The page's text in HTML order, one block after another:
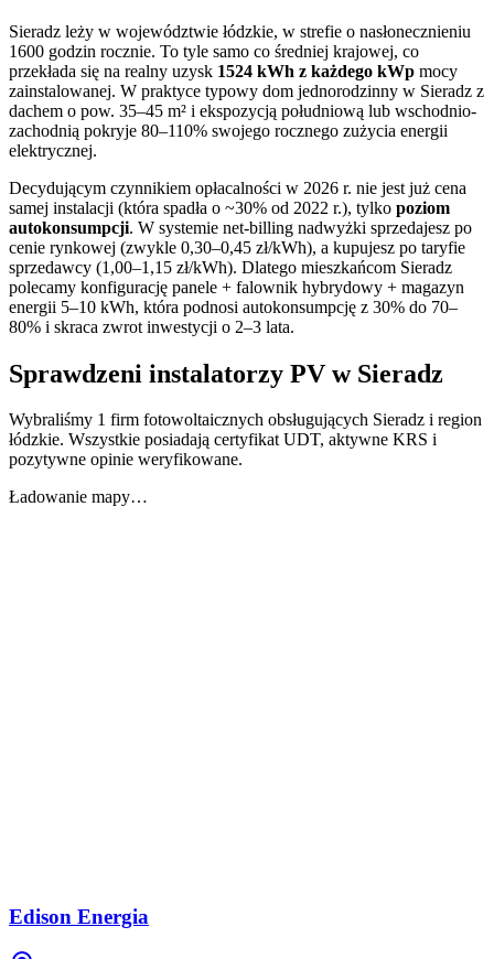
Sieradz leży w województwie łódzkie, w strefie o nasłonecznieniu
1600 godzin rocznie. To tyle samo co średniej krajowej, co
przekłada się na realny uzysk 1524 kWh z każdego kWp mocy
zainstalowanej. W praktyce typowy dom jednorodzinny w Sieradz z
dachem o pow. 35–45 m² i ekspozycją południową lub wschodnio-
zachodnią pokryje 80–110% swojego rocznego zużycia energii
elektrycznej.
Decydującym czynnikiem opłacalności w 2026 r. nie jest już cena
samej instalacji (która spadła o ~30% od 2022 r.), tylko poziom
autokonsumpcji. W systemie net-billing nadwyżki sprzedajesz po
cenie rynkowej (zwykle 0,30–0,45 zł/kWh), a kupujesz po taryfie
sprzedawcy (1,00–1,15 zł/kWh). Dlatego mieszkańcom Sieradz
polecamy konfigurację panele + falownik hybrydowy + magazyn
energii 5–10 kWh, która podnosi autokonsumpcję z 30% do 70–
80% i skraca zwrot inwestycji o 2–3 lata.
Sprawdzeni instalatorzy PV w Sieradz
Wybraliśmy 1 firm fotowoltaicznych obsługujących Sieradz i region
łódzkie. Wszystkie posiadają certyfikat UDT, aktywne KRS i
pozytywne opinie weryfikowane.
Ładowanie mapy…
Edison Energia